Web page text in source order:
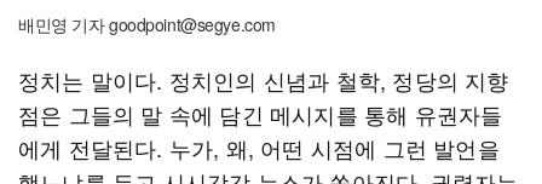
배민영 기자 goodpoint@segye.com
정치는 말이다. 정치인의 신념과 철학, 정당의 지향
점은 그들의 말 속에 담긴 메시지를 통해 유권자들
에게 전달된다. 누가, 왜, 어떤 시점에 그런 발언을